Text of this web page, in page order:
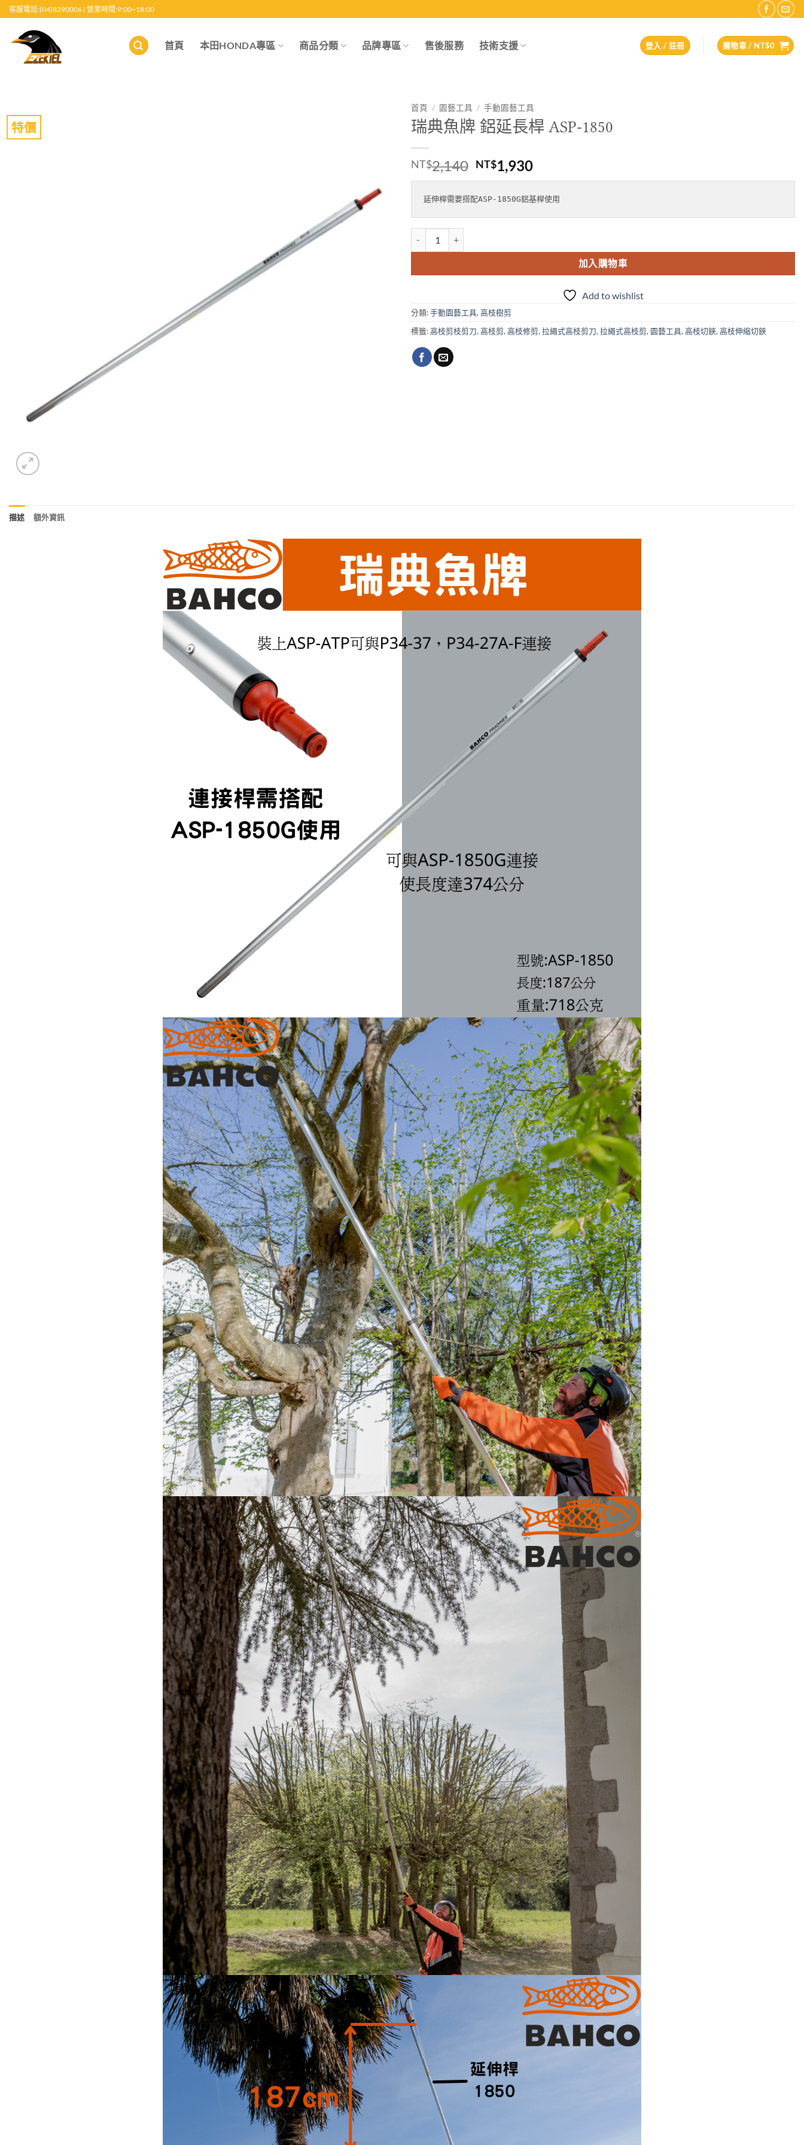
至
客服電話:(04)8290006 | 營業時間:9:00~18:00
首頁 本田HONDA專區 商品分類 品牌專區 售後服務 技術支援 登入 / 註冊 購物車 / NT$0
特價
首頁 / 園藝工具 / 手動園藝工具
瑞典魚牌 鋁延長桿 ASP-1850
NT$2,140 原
始
價
格：
NT$2,140。
NT$1,930目
前
價
格：
NT$1,930。
延伸桿需要搭配ASP-1850G鋁基桿使用
加入購物車
Add to wishlist
分類:手動園藝工具, 高枝樹剪
標籤:高枝剪枝剪刀, 高枝剪, 高枝修剪, 拉繩式高枝剪刀, 拉繩式高枝剪, 園藝工具, 高枝切鋏, 高枝伸縮切鋏
描述 額外資訊